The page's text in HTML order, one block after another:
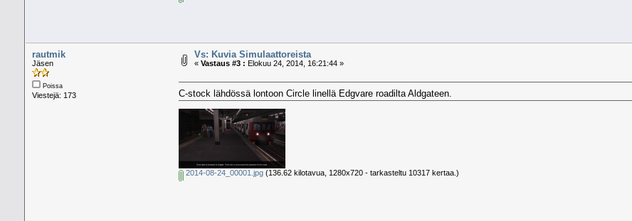
rautmik
Jäsen
Poissa
Viestejä: 173
Vs: Kuvia Simulaattoreista
« Vastaus #3 : Elokuu 24, 2014, 16:21:44 »
C-stock lähdössä lontoon Circle linellä Edgvare roadilta Aldgateen.
2014-08-24_00001.jpg (136.62 kilotavua, 1280x720 - tarkasteltu 10317 kertaa.)